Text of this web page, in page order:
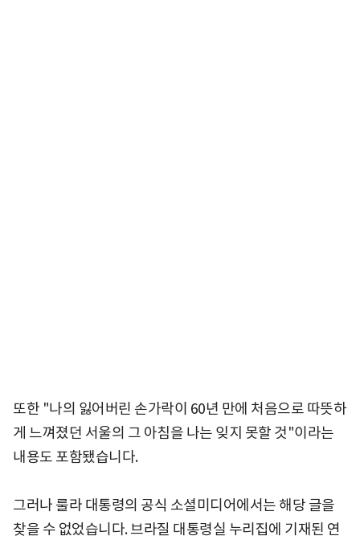
또한 "나의 잃어버린 손가락이 60년 만에 처음으로 따뜻하
게 느껴졌던 서울의 그 아침을 나는 잊지 못할 것"이라는
내용도 포함됐습니다.
그러나 룰라 대통령의 공식 소셜미디어에서는 해당 글을
찾을 수 없었습니다. 브라질 대통령실 누리집에 기재된 연